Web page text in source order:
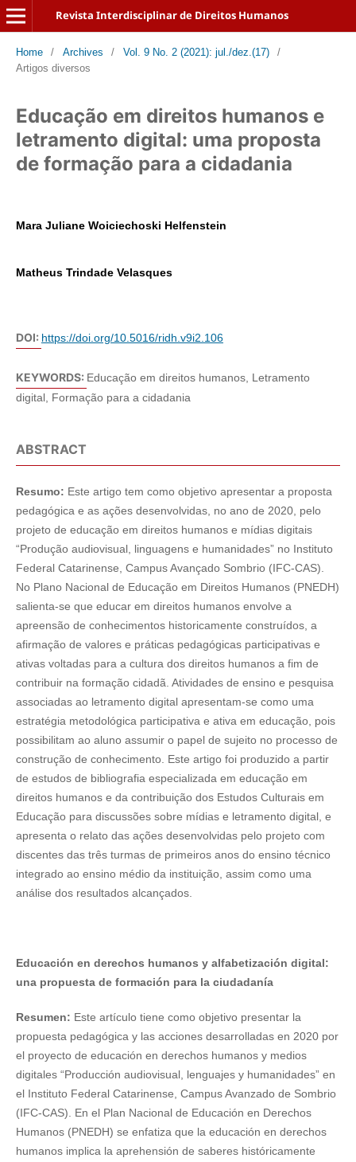
Revista Interdisciplinar de Direitos Humanos
Home / Archives / Vol. 9 No. 2 (2021): jul./dez.(17)
/
Artigos diversos
Educação em direitos humanos e
letramento digital: uma proposta
de formação para a cidadania
Mara Juliane Woiciechoski Helfenstein
Matheus Trindade Velasques
DOI: https://doi.org/10.5016/ridh.v9i2.106
KEYWORDS: Educação em direitos humanos, Letramento
digital, Formação para a cidadania
ABSTRACT
Resumo: Este artigo tem como objetivo apresentar a proposta
pedagógica e as ações desenvolvidas, no ano de 2020, pelo
projeto de educação em direitos humanos e mídias digitais
“Produção audiovisual, linguagens e humanidades” no Instituto
Federal Catarinense, Campus Avançado Sombrio (IFC-CAS).
No Plano Nacional de Educação em Direitos Humanos (PNEDH)
salienta-se que educar em direitos humanos envolve a
apreensão de conhecimentos historicamente construídos, a
afirmação de valores e práticas pedagógicas participativas e
ativas voltadas para a cultura dos direitos humanos a fim de
contribuir na formação cidadã. Atividades de ensino e pesquisa
associadas ao letramento digital apresentam-se como uma
estratégia metodológica participativa e ativa em educação, pois
possibilitam ao aluno assumir o papel de sujeito no processo de
construção de conhecimento. Este artigo foi produzido a partir
de estudos de bibliografia especializada em educação em
direitos humanos e da contribuição dos Estudos Culturais em
Educação para discussões sobre mídias e letramento digital, e
apresenta o relato das ações desenvolvidas pelo projeto com
discentes das três turmas de primeiros anos do ensino técnico
integrado ao ensino médio da instituição, assim como uma
análise dos resultados alcançados.
Educación en derechos humanos y alfabetización digital:
una propuesta de formación para la ciudadanía
Resumen: Este artículo tiene como objetivo presentar la
propuesta pedagógica y las acciones desarrolladas en 2020 por
el proyecto de educación en derechos humanos y medios
digitales “Producción audiovisual, lenguajes y humanidades” en
el Instituto Federal Catarinense, Campus Avanzado de Sombrio
(IFC-CAS). En el Plan Nacional de Educación en Derechos
Humanos (PNEDH) se enfatiza que la educación en derechos
humanos implica la aprehensión de saberes históricamente